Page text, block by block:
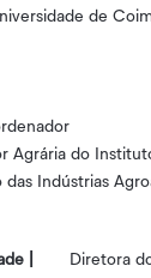
de
Agrária do
das Indústrias
|
Diretora